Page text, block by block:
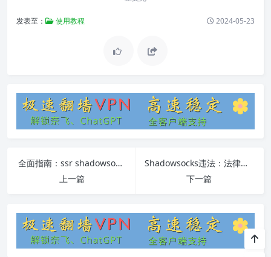
发表至： 使用教程 2024-05-23
全面指南：ssr shadowsocks安装、使用及常见问题解答
上一篇
Shadowsocks违法：法律风险与解决方法
下一篇